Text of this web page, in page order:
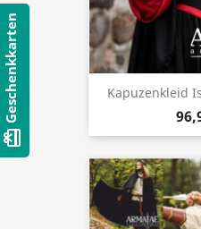
Kapuzenkleid
card_giftcard
Geschenkkarten